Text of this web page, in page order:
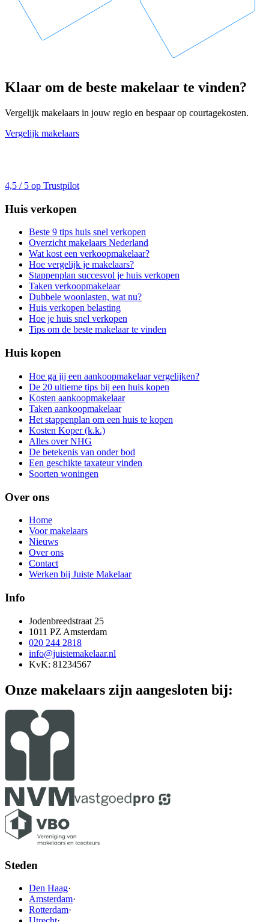
Klaar om de beste makelaar te vinden?
Vergelijk makelaars in jouw regio en bespaar op courtagekosten.
Vergelijk makelaars
4,5 / 5 op Trustpilot
Huis verkopen
Beste 9 tips huis snel verkopen
Overzicht makelaars Nederland
Wat kost een verkoopmakelaar?
Hoe vergelijk je makelaars?
Stappenplan succesvol je huis verkopen
Taken verkoopmakelaar
Dubbele woonlasten, wat nu?
Huis verkopen belasting
Hoe je huis snel verkopen
Tips om de beste makelaar te vinden
Huis kopen
Hoe ga jij een aankoopmakelaar vergelijken?
De 20 ultieme tips bij een huis kopen
Kosten aankoopmakelaar
Taken aankoopmakelaar
Het stappenplan om een huis te kopen
Kosten Koper (k.k.)
Alles over NHG
De betekenis van onder bod
Een geschikte taxateur vinden
Soorten woningen
Over ons
Home
Voor makelaars
Nieuws
Over ons
Contact
Werken bij Juiste Makelaar
Info
Jodenbreedstraat 25
1011 PZ Amsterdam
020 244 2818
info@juistemakelaar.nl
KvK: 81234567
Onze makelaars zijn aangesloten bij:
Steden
Den Haag·
Amsterdam·
Rotterdam·